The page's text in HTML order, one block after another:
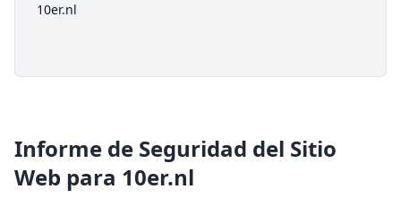
10er.nl
Informe de Seguridad del Sitio
Web para 10er.nl